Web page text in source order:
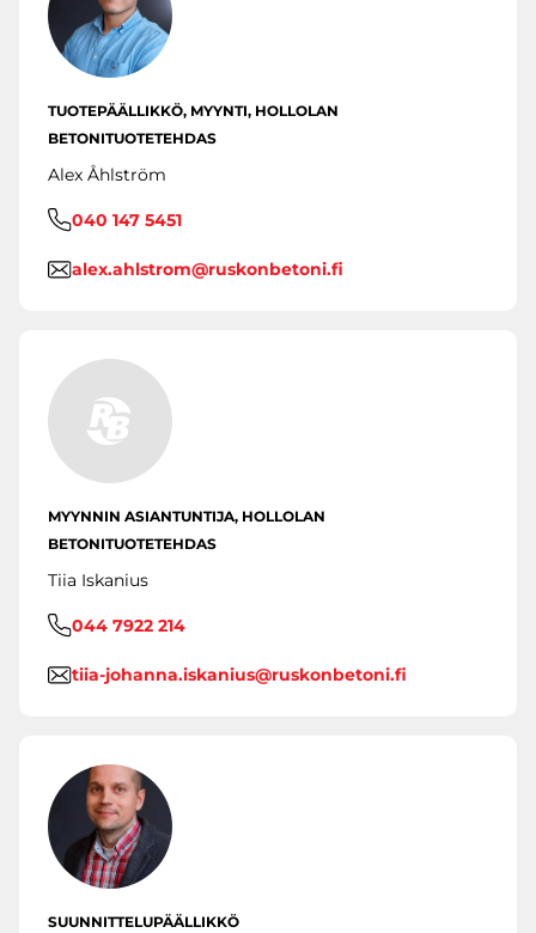
TUOTEPÄÄLLIKKÖ, MYYNTI, HOLLOLAN
BETONITUOTETEHDAS
Alex Åhlström
040 147 5451
alex.ahlstrom@ruskonbetoni.fi
MYYNNIN ASIANTUNTIJA, HOLLOLAN
BETONITUOTETEHDAS
Tiia Iskanius
044 7922 214
tiia-johanna.iskanius@ruskonbetoni.fi
SUUNNITTELUPÄÄLLIKKÖ